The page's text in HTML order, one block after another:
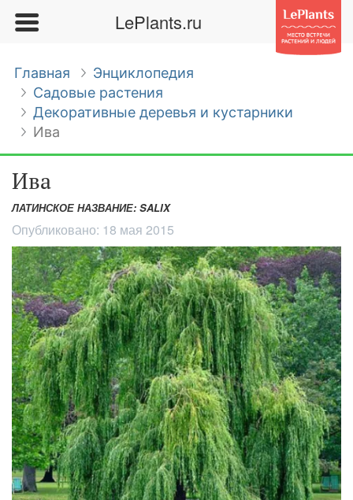
LePlants.ru
Главная
Энциклопедия
Садовые растения
Декоративные деревья и кустарники
Ива
Ива
ЛАТИНСКОЕ НАЗВАНИЕ: SALIX
Опубликовано: 18 мая 2015